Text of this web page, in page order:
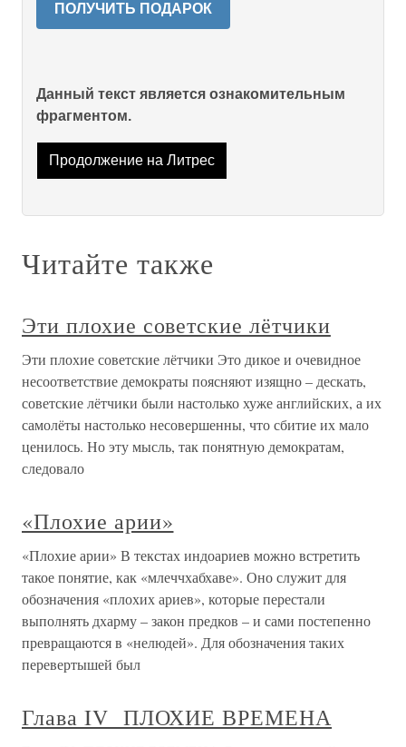
ПОЛУЧИТЬ ПОДАРОК
Данный текст является ознакомительным
фрагментом.
Продолжение на Литрес
Читайте также
Эти плохие советские лётчики
Эти плохие советские лётчики Это дикое и очевидное
несоответствие демократы поясняют изящно – дескать,
советские лётчики были настолько хуже английских, а их
самолёты настолько несовершенны, что сбитие их мало
ценилось. Но эту мысль, так понятную демократам,
следовало
«Плохие арии»
«Плохие арии» В текстах индоариев можно встретить
такое понятие, как «млеччхабхаве». Оно служит для
обозначения «плохих ариев», которые перестали
выполнять дхарму – закон предков – и сами постепенно
превращаются в «нелюдей». Для обозначения таких
перевертышей был
Глава IV ПЛОХИЕ ВРЕМЕНА